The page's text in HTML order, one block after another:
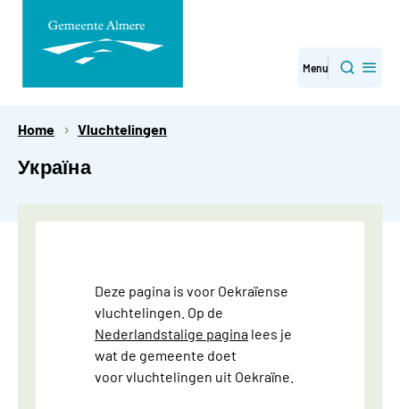
paginainhoud
Menu Zoeken
Home Vluchtelingen
Україна
Deze pagina is voor Oekraïense
vluchtelingen. Op de
Nederlandstalige pagina lees je
wat de gemeente doet
voor vluchtelingen uit Oekraïne.